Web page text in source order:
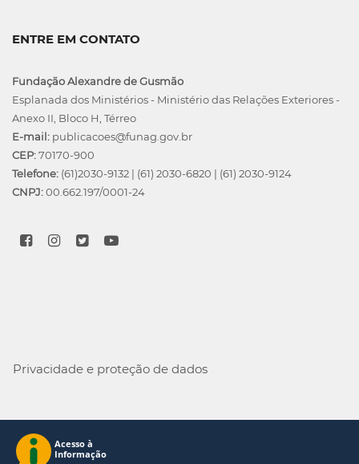
ENTRE EM CONTATO
Fundação Alexandre de Gusmão
Esplanada dos Ministérios - Ministério das Relações Exteriores -
Anexo II, Bloco H, Térreo
E-mail: publicacoes@funag.gov.br
CEP:70170-900
Telefone: (61)2030-9132 | (61) 2030-6820 | (61) 2030-9124
CNPJ:00.662.197/0001-24
Privacidade e proteção de dados